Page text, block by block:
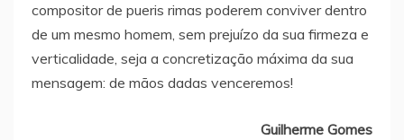
compositor de pueris rimas poderem conviver dentro
de um mesmo homem, sem prejuízo da sua firmeza e
verticalidade, seja a concretização máxima da sua
mensagem: de mãos dadas venceremos!
Guilherme Gomes